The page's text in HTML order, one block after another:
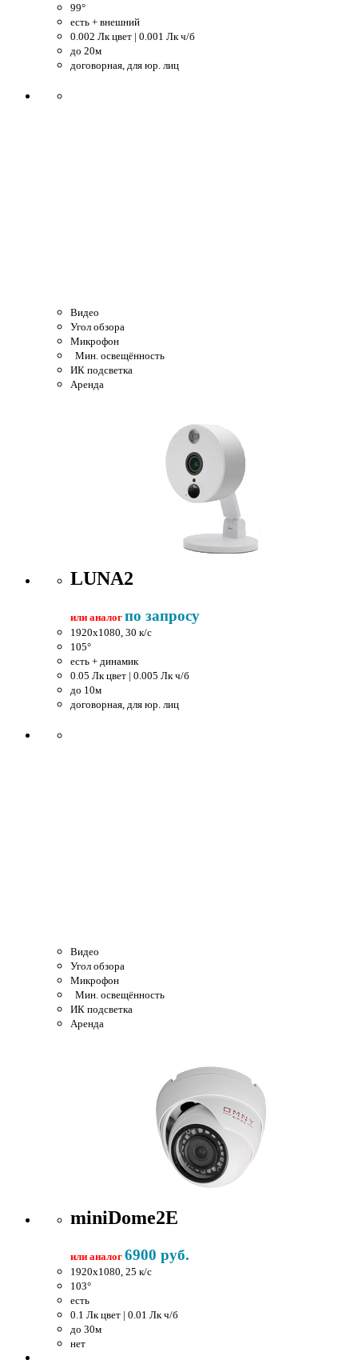
99°
есть + внешний
0.002 Лк цвет | 0.001 Лк ч/б
до 20м
договорная, для юр. лиц
Видео
Угол обзора
Микрофон
Мин. освещённость
ИК подсветка
Аренда
LUNA2
или аналог по запросу
1920x1080, 30 к/c
105°
есть + динамик
0.05 Лк цвет | 0.005 Лк ч/б
до 10м
договорная, для юр. лиц
Видео
Угол обзора
Микрофон
Мин. освещённость
ИК подсветка
Аренда
miniDome2E
или аналог 6900 руб.
1920x1080, 25 к/c
103°
есть
0.1 Лк цвет | 0.01 Лк ч/б
до 30м
нет